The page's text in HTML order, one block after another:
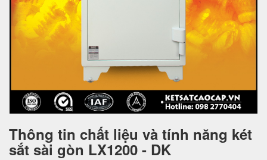
Thông tin chất liệu và tính năng két
sắt sài gòn LX1200 - DK